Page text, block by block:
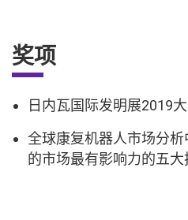
奖项
日内瓦国际发明展2019
全球康复机器人市场分
的市场最有影响力的五